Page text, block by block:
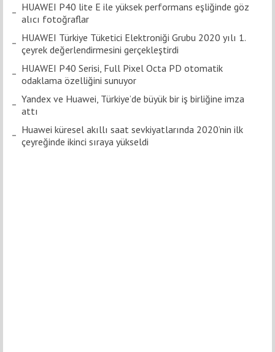
HUAWEI P40 lite E ile yüksek performans eşliğinde göz
alıcı fotoğraflar
HUAWEI Türkiye Tüketici Elektroniği Grubu 2020 yılı 1.
çeyrek değerlendirmesini gerçekleştirdi
HUAWEI P40 Serisi, Full Pixel Octa PD otomatik
odaklama özelliğini sunuyor
Yandex ve Huawei, Türkiye’de büyük bir iş birliğine imza
attı
Huawei küresel akıllı saat sevkiyatlarında 2020’nin ilk
çeyreğinde ikinci sıraya yükseldi